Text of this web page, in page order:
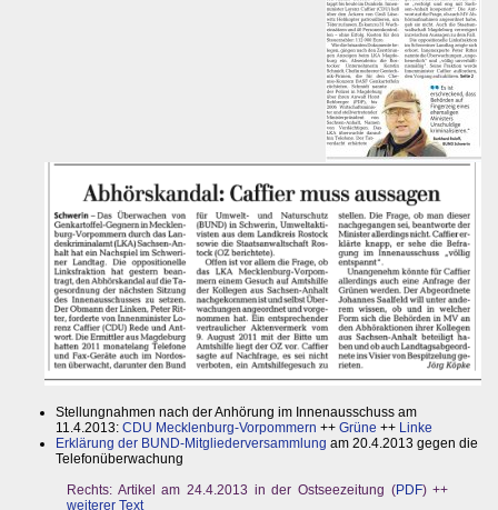
Stellungnahmen nach der Anhörung im Innenausschuss am
11.4.2013: CDU Mecklenburg-Vorpommern ++ Grüne ++ Linke
Erklärung der BUND-Mitgliederversammlung am 20.4.2013 gegen die
Telefonüberwachung
Rechts: Artikel am 24.4.2013 in der Ostseezeitung (PDF) ++
weiterer Text